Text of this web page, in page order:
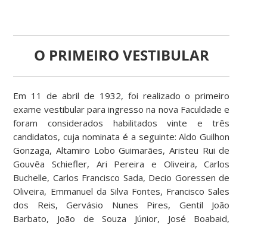
O PRIMEIRO VESTIBULAR
Em 11 de abril de 1932, foi realizado o primeiro
exame vestibular para ingresso na nova Faculdade e
foram considerados habilitados vinte e três
candidatos, cuja nominata é a seguinte: Aldo Guilhon
Gonzaga, Altamiro Lobo Guimarães, Aristeu Rui de
Gouvêa Schiefler, Ari Pereira e Oliveira, Carlos
Buchelle, Carlos Francisco Sada, Decio Goressen de
Oliveira, Emmanuel da Silva Fontes, Francisco Sales
dos Reis, Gervásio Nunes Pires, Gentil João
Barbato, João de Souza Júnior, José Boabaid,